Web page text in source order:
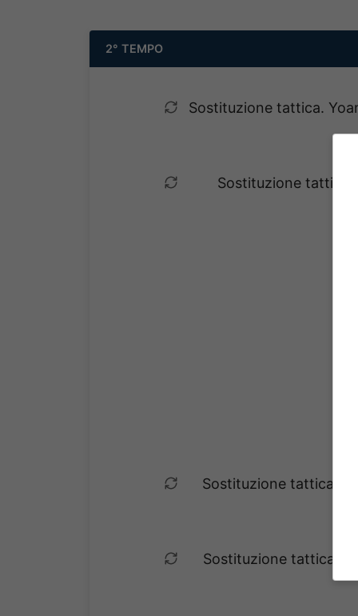
2° TEMPO
Sostituzione tattica.
Sostituzione tattica.
Sostituzione tattica.
Sostituzione tattica.